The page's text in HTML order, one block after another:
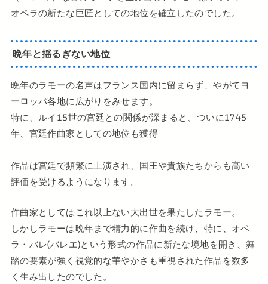
オペラの新たな巨匠としての地位を確立したのでした。
晩年と揺るぎない地位
晩年のラモーの名声はフランス国内に留まらず、やがてヨ
ーロッパ各地に広がりをみせます。
特に、ルイ15世の宮廷との関係が深まると、ついに1745
年、宮廷作曲家としての地位も獲得
作品は宮廷で頻繁に上演され、国王や貴族たちからも高い
評価を受けるようになります。
作曲家としてはこれ以上ない大出世を果たしたラモー。
しかしラモーは晩年まで精力的に作曲を続け、特に、オペ
ラ・バレ(バレエ)という形式の作品に新たな境地を開き、舞
踏の要素が強く視覚的な華やかさも重視された作品を数多
く生み出したのでした。